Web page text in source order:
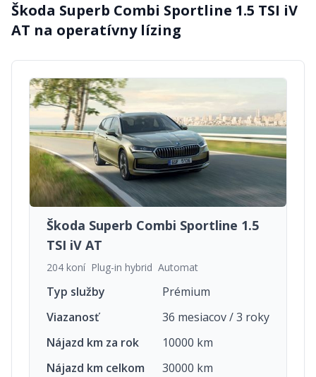
Škoda Superb Combi Sportline 1.5 TSI iV
AT na operatívny lízing
Škoda Superb Combi Sportline 1.5
TSI iV AT
204 koní Plug-in hybrid Automat
Typ služby
Prémium
Viazanosť
36 mesiacov / 3 roky
Nájazd km za rok
10000 km
Nájazd km celkom
30000 km